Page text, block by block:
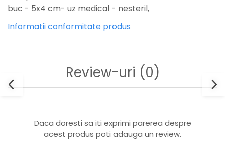
buc - 5x4 cm- uz medical - nesteril,
Informatii conformitate produs
Review-uri (0)
Daca doresti sa iti exprimi parerea despre
acest produs poti adauga un review.